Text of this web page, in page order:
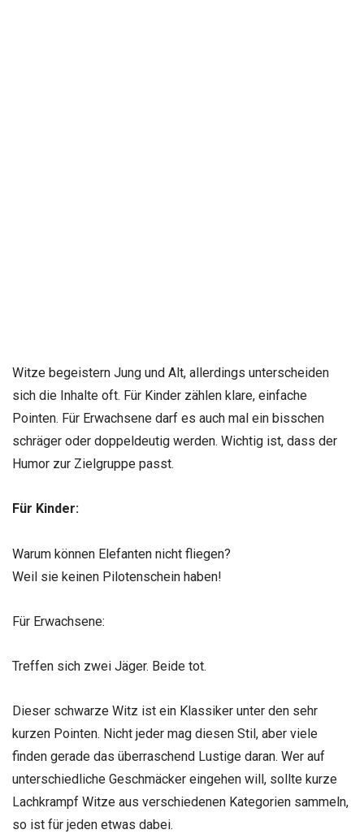
Witze begeistern Jung und Alt, allerdings unterscheiden
sich die Inhalte oft. Für Kinder zählen klare, einfache
Pointen. Für Erwachsene darf es auch mal ein bisschen
schräger oder doppeldeutig werden. Wichtig ist, dass der
Humor zur Zielgruppe passt.
Für Kinder:
Warum können Elefanten nicht fliegen?
Weil sie keinen Pilotenschein haben!
Für Erwachsene:
Treffen sich zwei Jäger. Beide tot.
Dieser schwarze Witz ist ein Klassiker unter den sehr
kurzen Pointen. Nicht jeder mag diesen Stil, aber viele
finden gerade das überraschend Lustige daran. Wer auf
unterschiedliche Geschmäcker eingehen will, sollte kurze
Lachkrampf Witze aus verschiedenen Kategorien sammeln,
so ist für jeden etwas dabei.